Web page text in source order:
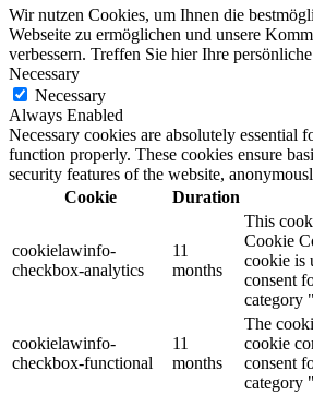
Wir nutzen Cookies, um Ihnen die
Webseite zu ermöglichen und unsere
verbessern. Treffen Sie hier Ihre
Necessary
Necessary
Always Enabled
Necessary cookies are absolutely essential
function properly. These cookies ensure
security features of the website,
Cookie
Duration
cookielawinfo-
checkbox-analytics
11
months
This
Cookie
cookie is
consent
category
cookielawinfo-
checkbox-functional
11
months
The
cookie
consent
category